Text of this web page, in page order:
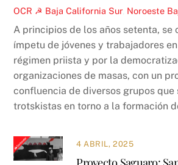
OCR ☭ Baja California Sur, Noroeste
A principios de los años setenta, se
ímpetu de jóvenes y trabajadores
régimen priista y por la
organizaciones de masas, con un
confluencia de diversos grupos que
trotskistas en torno a la formación
4 ABRIL, 2025